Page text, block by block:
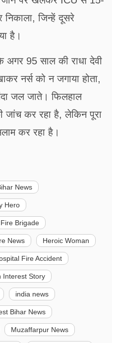
निकाला, जिन्हें दूसरे
है।
अगर 95 साल की राधा देवी
नर्स को न जगाया होता,
जल जाते। फिलहाल
कर रहा है, लेकिन पूरा
कर रहा है।
News
Hero
Fire Brigade
News Heroic Woman
Fire Accident
Interest Story
india news
Bihar News
Muzaffarpur News